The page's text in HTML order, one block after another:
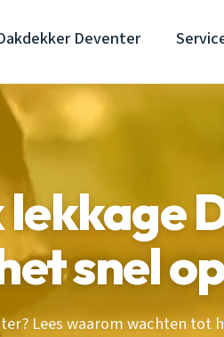
Deventer
snel
Lees waarom wachten tot